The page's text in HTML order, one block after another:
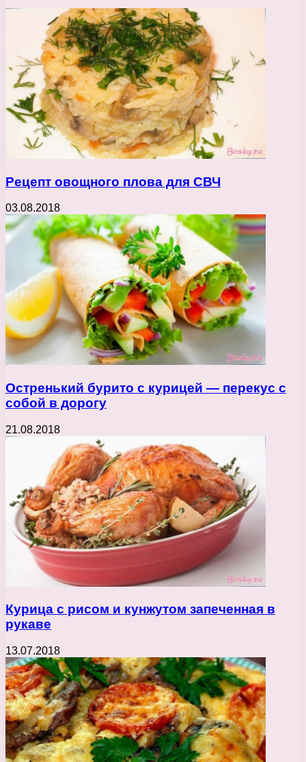
Рецепт овощного плова для СВЧ
03.08.2018
Остренький бурито с курицей — перекус с
собой в дорогу
21.08.2018
Курица с рисом и кунжутом запеченная в
рукаве
13.07.2018